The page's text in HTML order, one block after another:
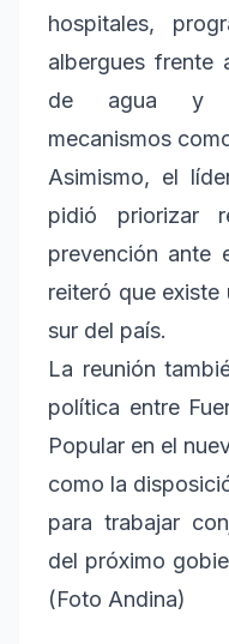
hospitales,
albergues frente
de agua y
mecanismos
Asimismo, el
pidió priorizar
prevención ante
reiteró que existe
sur del país.
La reunión
política entre
Popular en el
como la
para trabajar
del próximo
(Foto Andina)